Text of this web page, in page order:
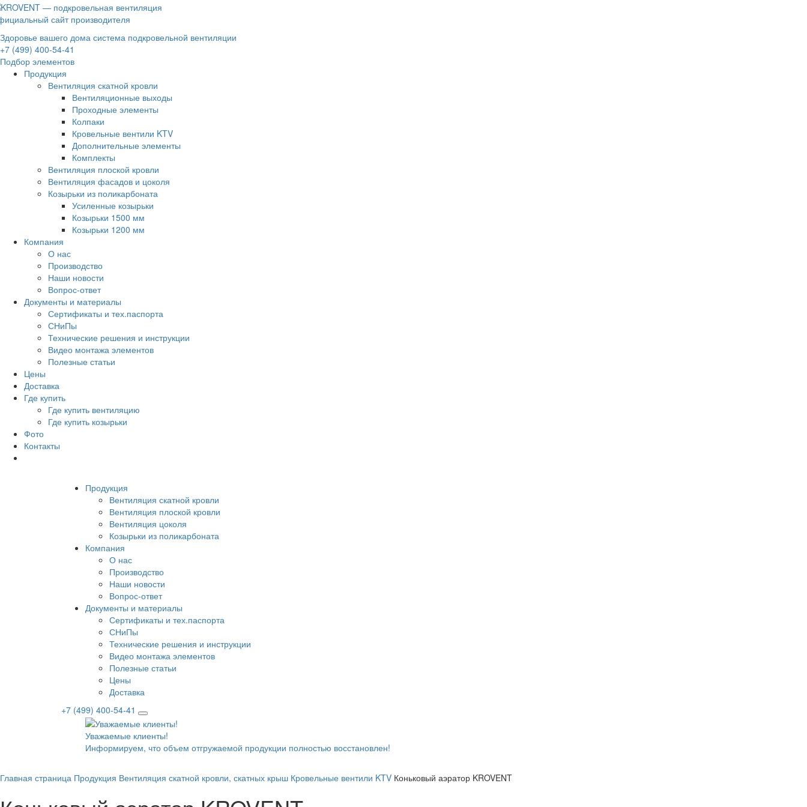
сайт производителя
Здоровье вашего дома система подкровельной вентиляции
+7 (499) 400-54-41
Подбор элементов
Продукция
Вентиляция скатной кровли
Вентиляционные выходы
Проходные элементы
Колпаки
Кровельные вентили KTV
Дополнительные элементы
Комплекты
Вентиляция плоской кровли
Вентиляция фасадов и цоколя
Козырьки из поликарбоната
Усиленные козырьки
Козырьки 1500 мм
Козырьки 1200 мм
Компания
О нас
Производство
Наши новости
Вопрос-ответ
Документы и материалы
Сертификаты и тех.паспорта
СНиПы
Технические решения и инструкции
Видео монтажа элементов
Полезные статьи
Цены
Доставка
Где купить
Где купить вентиляцию
Где купить козырьки
Фото
Контакты
Продукция
Вентиляция скатной кровли
Вентиляция плоской кровли
Вентиляция цоколя
Козырьки из поликарбоната
Компания
О нас
Производство
Наши новости
Вопрос-ответ
Документы и материалы
Сертификаты и тех.паспорта
СНиПы
Технические решения и инструкции
Видео монтажа элементов
Полезные статьи
Цены
Доставка
+7 (499) 400-54-41
Уважаемые клиенты!
Информируем, что объем отгружаемой продукции полностью восстановлен!
Главная страница Продукция Вентиляция скатной кровли, скатных крыш Кровельные вентили KTV Коньковый аэратор KROVENT